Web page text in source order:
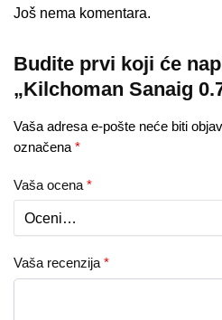
Još nema komentara.
Budite prvi koji će
„Kilchoman Sanaig
Vaša adresa e-pošte neće biti
označena *
Vaša ocena *
Vaša recenzija*